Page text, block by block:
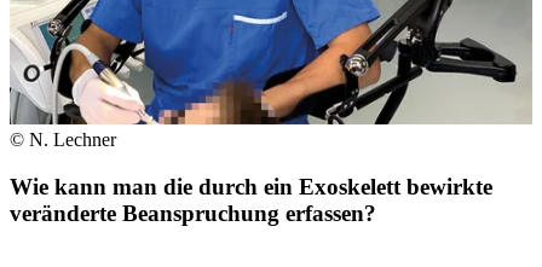
© N. Lechner
Wie kann man die durch ein Exoskelett bewirkte
veränderte Beanspruchung erfassen?